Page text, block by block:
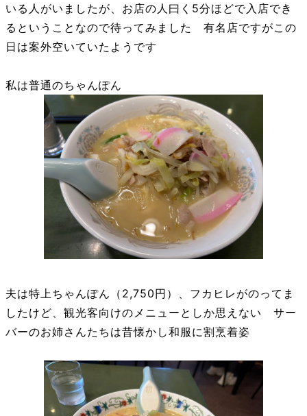
いる人がいましたが、お店の人曰く5分ほどで入店でき
るということなので待ってみました 有名店ですがこの
日は案外空いていたようです
私は普通のちゃんぽん
夫は特上ちゃんぽん（2,750円）、フカヒレがのってま
したけど、観光客向けのメニューとしか思えない サー
バーのお姉さんたちは昔懐かし和服に割烹着姿